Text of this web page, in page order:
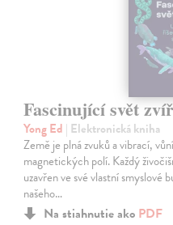
Fascinující svět
Yong Ed | Elektronická kniha
Země je plná zvuků a vibrací,
magnetických polí. Každý
uzavřen ve své vlastní smyslové
našeho…
Na stiahnutie ako PDF